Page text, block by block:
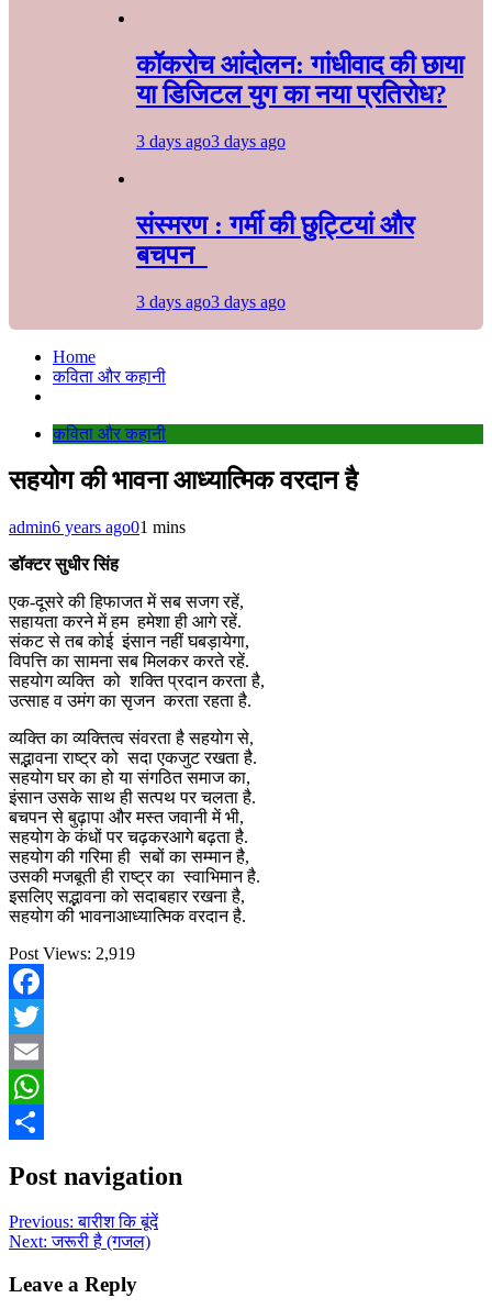
कॉकरोच आंदोलन: गांधीवाद की छाया
या डिजिटल युग का नया प्रतिरोध?
3 days ago3 days ago
संस्मरण : गर्मी की छुट्टियां और
बचपन
3 days ago3 days ago
Home
कविता और कहानी
कविता और कहानी
सहयोग की भावना आध्यात्मिक वरदान है
admin6 years ago01 mins
डॉक्टर सुधीर सिंह
एक-दूसरे की हिफाजत में सब सजग रहें,
सहायता करने में हम हमेशा ही आगे रहें.
संकट से तब कोई इंसान नहीं घबड़ायेगा,
विपत्ति का सामना सब मिलकर करते रहें.
सहयोग व्यक्ति को शक्ति प्रदान करता है,
उत्साह व उमंग का सृजन करता रहता है.
व्यक्ति का व्यक्तित्व संवरता है सहयोग से,
सद्भावना राष्ट्र को सदा एकजुट रखता है.
सहयोग घर का हो या संगठित समाज का,
इंसान उसके साथ ही सत्पथ पर चलता है.
बचपन से बुढ़ापा और मस्त जवानी में भी,
सहयोग के कंधों पर चढ़करआगे बढ़ता है.
सहयोग की गरिमा ही सबों का सम्मान है,
उसकी मजबूती ही राष्ट्र का स्वाभिमान है.
इसलिए सद्भावना को सदाबहार रखना है,
सहयोग की भावनाआध्यात्मिक वरदान है.
Post Views: 2,919
Facebook
Twitter
Email
WhatsApp
Post navigation
Previous: बारीश कि बूंदें
Next: जरूरी है (गजल)
Leave a Reply